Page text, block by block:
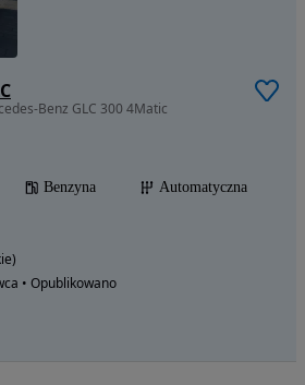
Benz GLC 300 4Matic
Benzyna
Automatyczna
• Opublikowano